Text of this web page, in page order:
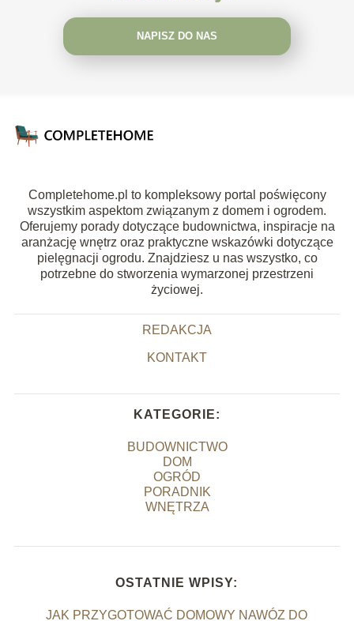
NAPISZ DO NAS
Completehome.pl to kompleksowy portal poświęcony
wszystkim aspektom związanym z domem i ogrodem.
Oferujemy porady dotyczące budownictwa, inspiracje na
aranżację wnętrz oraz praktyczne wskazówki dotyczące
pielęgnacji ogrodu. Znajdziesz u nas wszystko, co
potrzebne do stworzenia wymarzonej przestrzeni
życiowej.
REDAKCJA
KONTAKT
KATEGORIE:
BUDOWNICTWO
DOM
OGRÓD
PORADNIK
WNĘTRZA
OSTATNIE WPISY:
JAK PRZYGOTOWAĆ DOMOWY NAWÓZ DO